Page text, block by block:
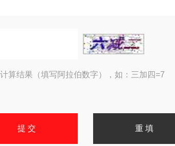
算结果（填写阿拉伯数字），如：三加四=7